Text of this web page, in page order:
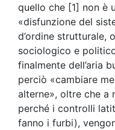
quello che [1] non è
«disfunzione del
d’ordine strutturale,
sociologico e
finalmente dell’aria
perciò «cambiare
alterne», oltre che a
perché i controlli
fanno i furbi),